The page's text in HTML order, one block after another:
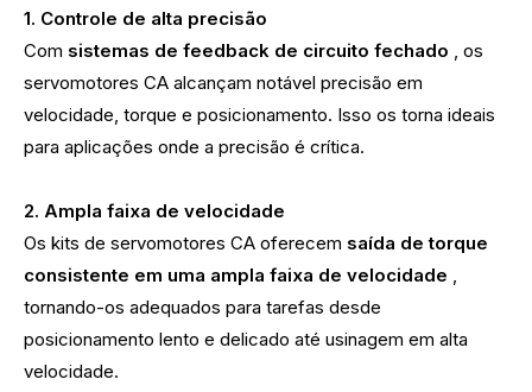
1. Controle de alta precisão
Com sistemas de feedback de circuito fechado , os
servomotores CA alcançam notável precisão em
velocidade, torque e posicionamento. Isso os torna ideais
para aplicações onde a precisão é crítica.
2. Ampla faixa de velocidade
Os kits de servomotores CA oferecem saída de torque
consistente em uma ampla faixa de velocidade ,
tornando-os adequados para tarefas desde
posicionamento lento e delicado até usinagem em alta
velocidade.